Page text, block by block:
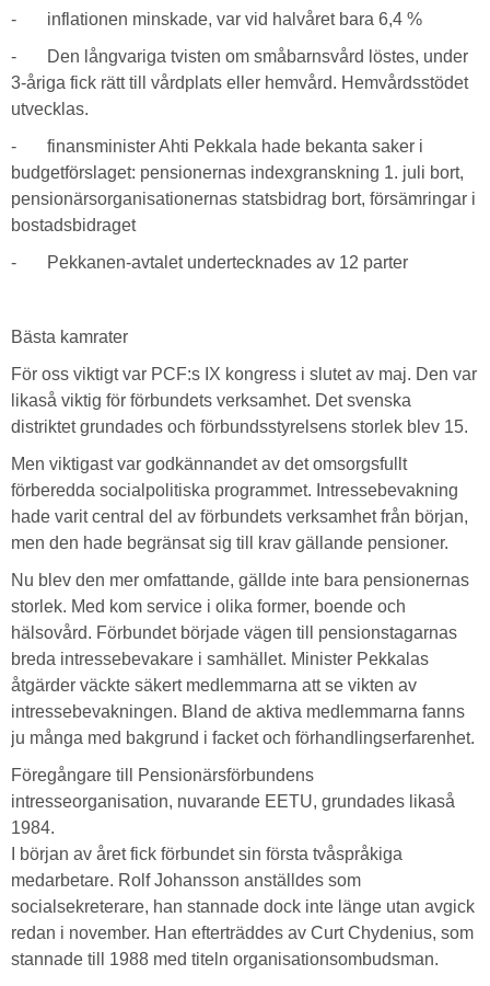
- inflationen minskade, var vid halvåret bara 6,4 %
- Den långvariga tvisten om småbarnsvård löstes, under
3-åriga fick rätt till vårdplats eller hemvård. Hemvårdsstödet
utvecklas.
- finansminister Ahti Pekkala hade bekanta saker i
budgetförslaget: pensionernas indexgranskning 1. juli bort,
pensionärsorganisationernas statsbidrag bort, försämringar i
bostadsbidraget
- Pekkanen-avtalet undertecknades av 12 parter
Bästa kamrater
För oss viktigt var PCF:s IX kongress i slutet av maj. Den var
likaså viktig för förbundets verksamhet. Det svenska
distriktet grundades och förbundsstyrelsens storlek blev 15.
Men viktigast var godkännandet av det omsorgsfullt
förberedda socialpolitiska programmet. Intressebevakning
hade varit central del av förbundets verksamhet från början,
men den hade begränsat sig till krav gällande pensioner.
Nu blev den mer omfattande, gällde inte bara pensionernas
storlek. Med kom service i olika former, boende och
hälsovård. Förbundet började vägen till pensionstagarnas
breda intressebevakare i samhället. Minister Pekkalas
åtgärder väckte säkert medlemmarna att se vikten av
intressebevakningen. Bland de aktiva medlemmarna fanns
ju många med bakgrund i facket och förhandlingserfarenhet.
Föregångare till Pensionärsförbundens
intresseorganisation, nuvarande EETU, grundades likaså
1984.
I början av året fick förbundet sin första tvåspråkiga
medarbetare. Rolf Johansson anställdes som
socialsekreterare, han stannade dock inte länge utan avgick
redan i november. Han efterträddes av Curt Chydenius, som
stannade till 1988 med titeln organisationsombudsman.